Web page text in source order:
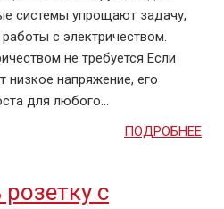
системы упрощают задачу,
с электричеством.
не требуется Если
низкое напряжение, его
для любого...
ПОДРОБНЕЕ
с